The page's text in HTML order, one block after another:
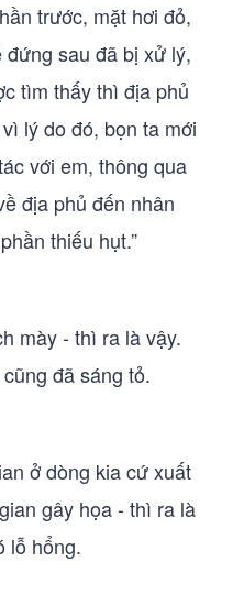
trước, mặt hơi đỏ,
đứng sau đã bị xử lý,
tìm thấy thì địa phủ
lý do đó, bọn ta mới
với em, thông qua
địa phủ đến nhân
thiếu hụt.”
mày - thì ra là vậy.
đã sáng tỏ.
ở dòng kia cứ xuất
gây họa - thì ra là
lỗ hổng.